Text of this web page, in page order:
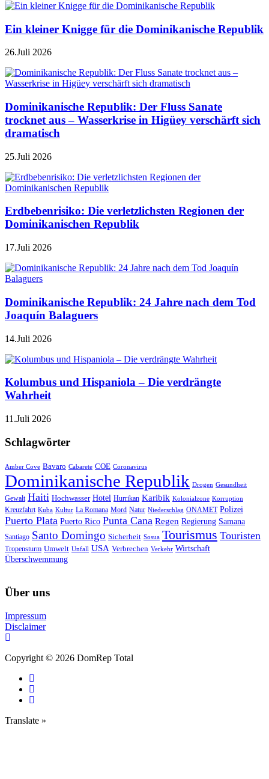
Ein kleiner Knigge für die Dominikanische Republik
26.Juli 2026
Dominikanische Republik: Der Fluss Sanate
trocknet aus – Wasserkrise in Higüey verschärft sich
dramatisch
25.Juli 2026
Erdbebenrisiko: Die verletzlichsten Regionen der
Dominikanischen Republik
17.Juli 2026
Dominikanische Republik: 24 Jahre nach dem Tod
Joaquín Balaguers
14.Juli 2026
Kolumbus und Hispaniola – Die verdrängte
Wahrheit
11.Juli 2026
Schlagwörter
Amber Cove Bavaro Cabarete COE Coronavirus
Dominikanische Republik Drogen Gesundheit
Gewalt Haiti Hochwasser Hotel Hurrikan Karibik Kolonialzone Korruption
Kreuzfahrt Kuba Kultur La Romana Mord Natur Niederschlag ONAMET Polizei
Puerto Plata Puerto Rico Punta Cana Regen Regierung Samana
Santiago Santo Domingo Sicherheit Sosua Tourismus Touristen
Tropensturm Umwelt Unfall USA Verbrechen Verkehr Wirtschaft
Überschwemmung
Über uns
Impressum
Disclaimer
Copyright © 2026 DomRep Total
Translate »